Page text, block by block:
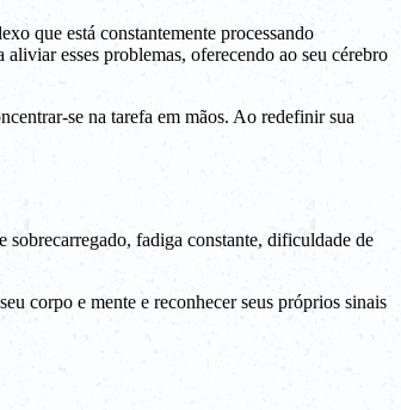
que está constantemente processando
esses problemas, oferecendo ao seu cérebro
se na tarefa em mãos. Ao redefinir sua
sobrecarregado, fadiga constante, dificuldade de
corpo e mente e reconhecer seus próprios sinais